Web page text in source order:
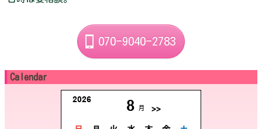
070-9040-2783
Calendar